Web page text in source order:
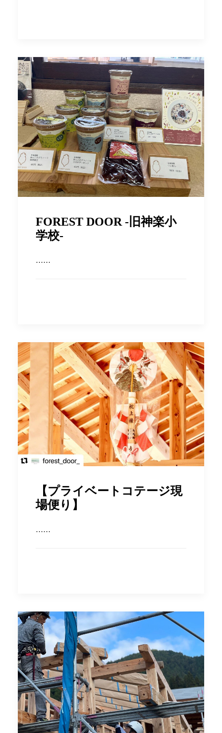
FOREST DOOR -旧神楽小
学校-
……
【プライベートコテージ現
場便り】
……